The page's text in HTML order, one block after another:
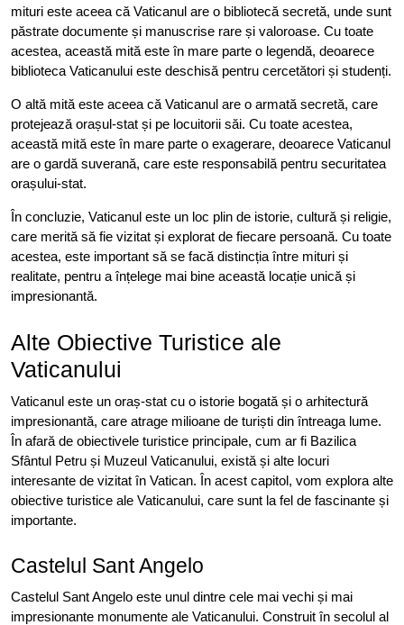
mituri este aceea că Vaticanul are o bibliotecă secretă, unde sunt
păstrate documente și manuscrise rare și valoroase. Cu toate
acestea, această mită este în mare parte o legendă, deoarece
biblioteca Vaticanului este deschisă pentru cercetători și studenți.
O altă mită este aceea că Vaticanul are o armată secretă, care
protejează orașul-stat și pe locuitorii săi. Cu toate acestea,
această mită este în mare parte o exagerare, deoarece Vaticanul
are o gardă suverană, care este responsabilă pentru securitatea
orașului-stat.
În concluzie, Vaticanul este un loc plin de istorie, cultură și religie,
care merită să fie vizitat și explorat de fiecare persoană. Cu toate
acestea, este important să se facă distincția între mituri și
realitate, pentru a înțelege mai bine această locație unică și
impresionantă.
Alte Obiective Turistice ale
Vaticanului
Vaticanul este un oraș-stat cu o istorie bogată și o arhitectură
impresionantă, care atrage milioane de turiști din întreaga lume.
În afară de obiectivele turistice principale, cum ar fi Bazilica
Sfântul Petru și Muzeul Vaticanului, există și alte locuri
interesante de vizitat în Vatican. În acest capitol, vom explora alte
obiective turistice ale Vaticanului, care sunt la fel de fascinante și
importante.
Castelul Sant Angelo
Castelul Sant Angelo este unul dintre cele mai vechi și mai
impresionante monumente ale Vaticanului. Construit în secolul al